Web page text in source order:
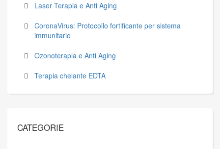
Laser Terapia e Anti Aging
CoronaVirus: Protocollo fortificante per sistema
immunitario
Ozonoterapia e Anti Aging
Terapia chelante EDTA
CATEGORIE